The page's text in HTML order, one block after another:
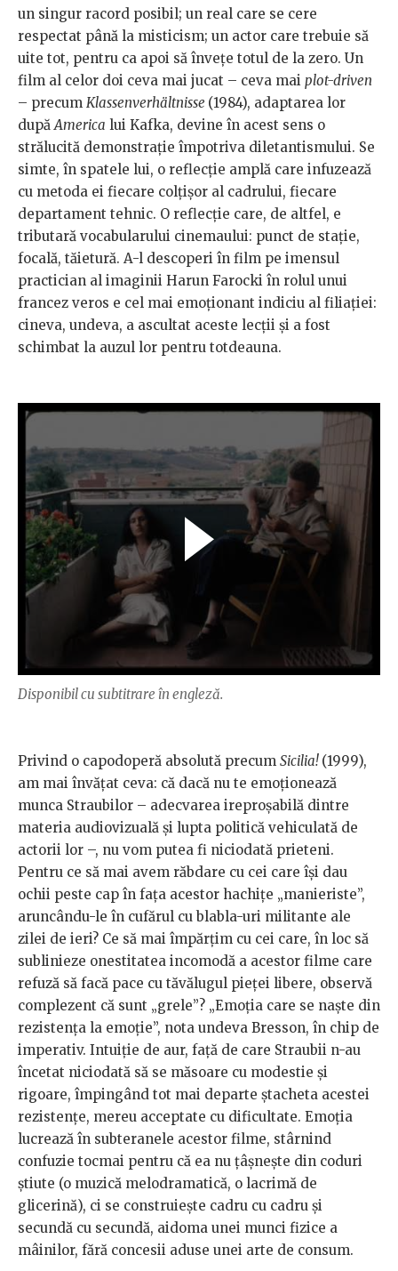
un singur racord posibil; un real care se cere
respectat până la misticism; un actor care trebuie să
uite tot, pentru ca apoi să învețe totul de la zero. Un
film al celor doi ceva mai jucat – ceva mai plot-driven
– precum Klassenverhältnisse (1984), adaptarea lor
dupăAmerica lui Kafka, devine în acest sens o
strălucită demonstrație împotriva diletantismului. Se
simte, în spatele lui, o reflecție amplă care infuzează
cu metoda ei fiecare colțișor al cadrului, fiecare
departament tehnic. O reflecție care, de altfel, e
tributară vocabularului cinemaului: punct de stație,
focală, tăietură. A-l descoperi în film pe imensul
practician al imaginii Harun Farocki în rolul unui
francez veros e cel mai emoționant indiciu al filiației:
cineva, undeva, a ascultat aceste lecții și a fost
schimbat la auzul lor pentru totdeauna.
Disponibil cu subtitrare în engleză.
Privind o capodoperă absolută precum Sicilia! (1999),
am mai învățat ceva: că dacă nu te emoționează
munca Straubilor – adecvarea ireproșabilă dintre
materia audiovizuală și lupta politică vehiculată de
actorii lor –, nu vom putea fi niciodată prieteni.
Pentru ce să mai avem răbdare cu cei care își dau
ochii peste cap în fața acestor hachițe „manieriste”,
aruncându-le în cufărul cu blabla-uri militante ale
zilei de ieri? Ce să mai împărțim cu cei care, în loc să
sublinieze onestitatea incomodă a acestor filme care
refuză să facă pace cu tăvălugul pieței libere, observă
complezent că sunt „grele”? „Emoția care se naște din
rezistența la emoție”, nota undeva Bresson, în chip de
imperativ. Intuiție de aur, față de care Straubii n-au
încetat niciodată să se măsoare cu modestie și
rigoare, împingând tot mai departe ștacheta acestei
rezistențe, mereu acceptate cu dificultate. Emoția
lucrează în subteranele acestor filme, stârnind
confuzie tocmai pentru că ea nu țâșnește din coduri
știute (o muzică melodramatică, o lacrimă de
glicerină), ci se construiește cadru cu cadru și
secundă cu secundă, aidoma unei munci fizice a
mâinilor, fără concesii aduse unei arte de consum.